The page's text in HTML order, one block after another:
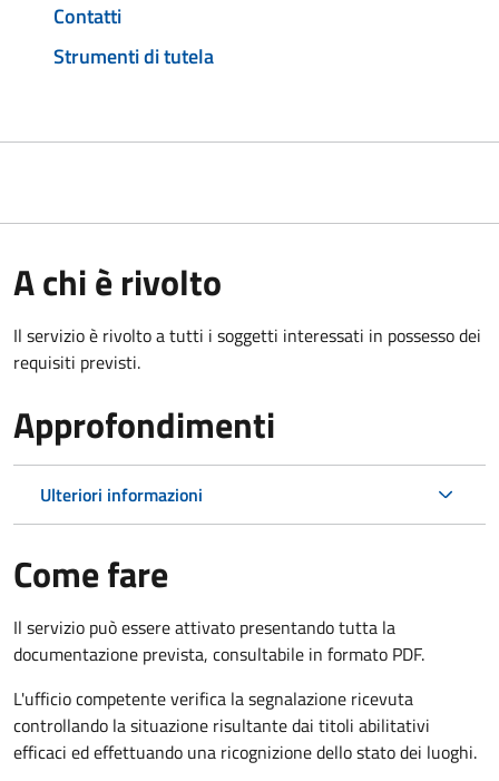
Contatti
Strumenti di tutela
A chi è rivolto
Il servizio è rivolto a tutti i soggetti interessati in possesso dei
requisiti previsti.
Approfondimenti
Ulteriori informazioni
Come fare
Il servizio può essere attivato presentando tutta la
documentazione prevista, consultabile in formato PDF.
L'ufficio competente verifica la segnalazione ricevuta
controllando la situazione risultante dai titoli abilitativi
efficaci ed effettuando una ricognizione dello stato dei luoghi.